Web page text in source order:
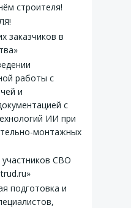
строителя!
заказчиков в
работы с
и
с
ИИ при
монтажных
участников СВО
подготовка и